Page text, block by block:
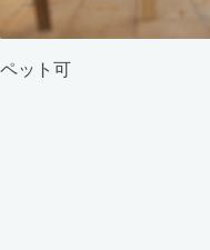
ペット可